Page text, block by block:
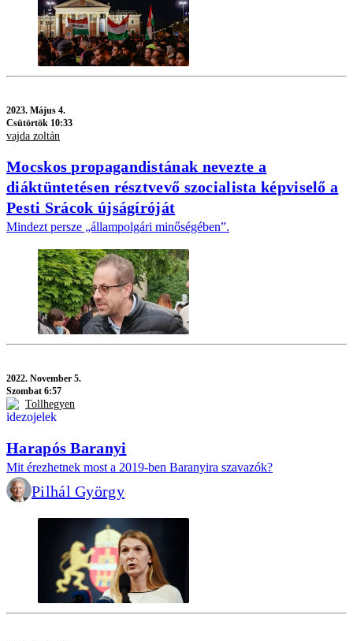
2023. Május 4.
Csütörtök 10:33
vajda zoltán
Mocskos propagandistának nevezte a
diáktüntetésen résztvevő szocialista képviselő a
Pesti Srácok újságíróját
Mindezt persze „állampolgári minőségében”.
2022. November 5.
Szombat 6:57
Tollhegyen
Harapós Baranyi
Mit érezhetnek most a 2019-ben Baranyira szavazók?
Pilhál György